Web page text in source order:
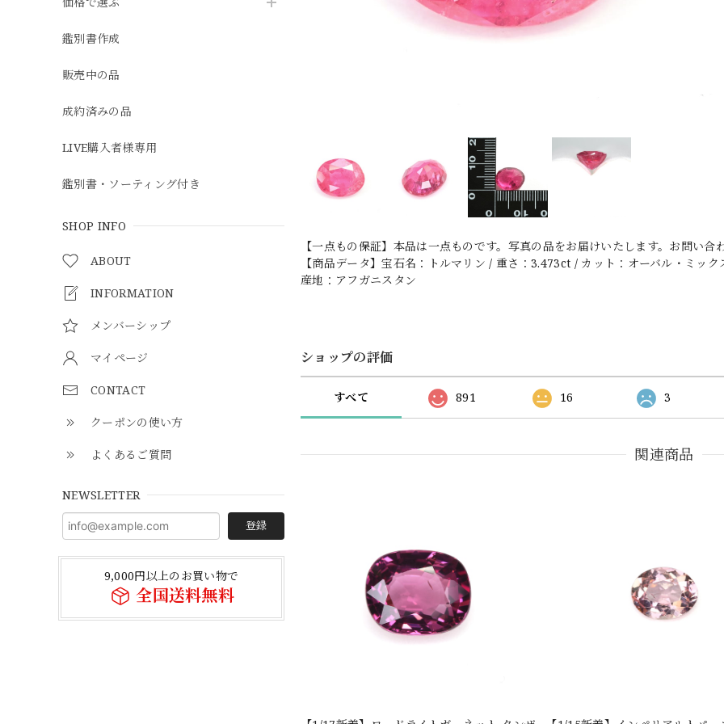
鑑別書作成
販売中の品
成約済みの品
LIVE購入者様専用
鑑別書・ソーティング付き
SHOP INFO
ABOUT
INFORMATION
メンバーシップ
マイページ
CONTACT
クーポンの使い方
よくあるご質問
NEWSLETTER
登録
9,000円以上のお買い物で
全国送料無料
【一点もの保証】本品は一点ものです。写真の品をお届けいたします。お問い
【商品データ】宝石名：トルマリン / 重さ：3.473ct / カット：オーバル・ミッ
産地：アフガニスタン
ショップの評価
すべて 891 16 3
関連商品